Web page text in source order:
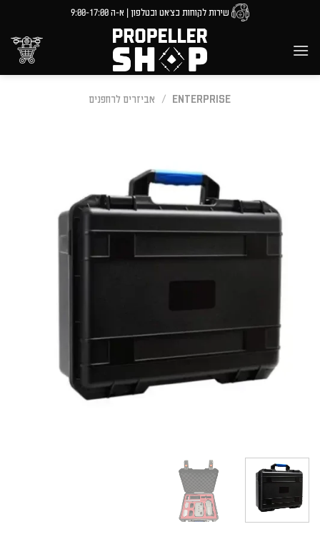
content
שירות לקוחות בצ'אט ובטלפון | א-ה 9:00-17:00
ENTERPRISE
/ אביזרים לרחפנים